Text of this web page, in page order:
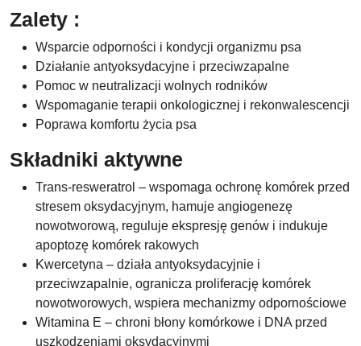
Zalety :
Wsparcie odporności i kondycji organizmu psa
Działanie antyoksydacyjne i przeciwzapalne
Pomoc w neutralizacji wolnych rodników
Wspomaganie terapii onkologicznej i rekonwalescencji
Poprawa komfortu życia psa
Składniki aktywne
Trans-resweratrol – wspomaga ochronę komórek przed
stresem oksydacyjnym, hamuje angiogenezę
nowotworową, reguluje ekspresję genów i indukuje
apoptozę komórek rakowych
Kwercetyna – działa antyoksydacyjnie i
przeciwzapalnie, ogranicza proliferację komórek
nowotworowych, wspiera mechanizmy odpornościowe
Witamina E – chroni błony komórkowe i DNA przed
uszkodzeniami oksydacyjnymi